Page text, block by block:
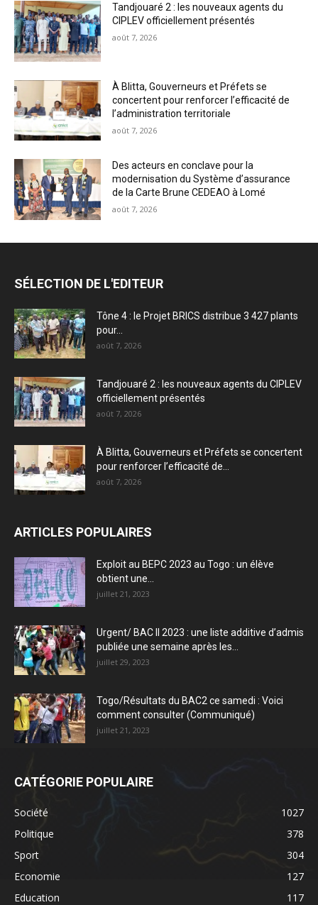
Tandjouaré 2 : les nouveaux agents du
CIPLEV officiellement présentés
août 7, 2026
À Blitta, Gouverneurs et Préfets se
concertent pour renforcer l’efficacité de
l’administration territoriale
août 7, 2026
Des acteurs en conclave pour la
modernisation du Système d’assurance
de la Carte Brune CEDEAO à Lomé
août 7, 2026
SÉLECTION DE L'EDITEUR
Tône 4 : le Projet BRICS distribue 3 427 plants
pour...
août 7, 2026
Tandjouaré 2 : les nouveaux agents du CIPLEV
officiellement présentés
août 7, 2026
À Blitta, Gouverneurs et Préfets se concertent
pour renforcer l’efficacité de...
août 7, 2026
ARTICLES POPULAIRES
Exploit au BEPC 2023 au Togo : un élève
obtient une...
juillet 21, 2023
Urgent/ BAC II 2023 : une liste additive d’admis
publiée une semaine après les...
juillet 29, 2023
Togo/Résultats du BAC2 ce samedi : Voici
comment consulter (Communiqué)
juillet 21, 2023
CATÉGORIE POPULAIRE
Société
1027
Politique
378
Sport
304
Economie
127
Education
117